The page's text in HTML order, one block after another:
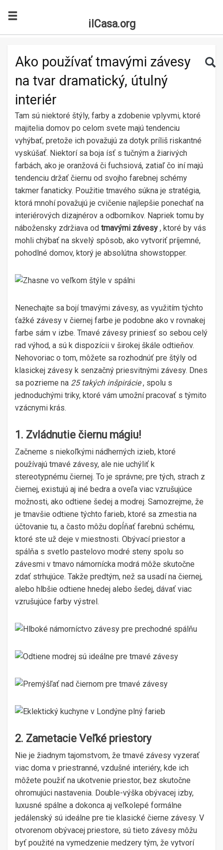
ilCasa.org
Search for:
Ako používať tmavými závesy
na tvar dramatický, útulný
interiér
Tam sú niektoré štýly, farby a zdobenie vplyvmi, ktoré
majitelia domov po celom svete majú tendenciu
vyhýbať, pretože ich považujú za dotyk príliš riskantné
vyskúšať. Niektorí sa boja ísť s tučným a žiarivých
farbách, ako je oranžová či fuchsiová, zatiaľ čo iní majú
tendenciu držať čiernu od svojho farebnej schémy
takmer fanaticky. Použitie tmavého súkna je stratégia,
ktorá mnohí považujú je cvičenie najlepšie ponechať na
interiérových dizajnérov a odborníkov. Napriek tomu by
nábožensky zdržiava od tmavými závesy , ktoré by vás
mohli chýbať na skvelý spôsob, ako vytvoriť príjemné,
pohodlné domov, ktorý je absolútna showstopper.
Nenechajte sa bojí tmavými závesy, as využitím týchto
ťažké závesy v čiernej farbe je podobne ako v rovnakej
farbe sám v izbe. Tmavé závesy priniesť so sebou celý
rad výhod, a sú k dispozícii v širokej škále odtieňov.
Nehovoriac o tom, môžete sa rozhodnúť pre štýly od
klasickej závesy k senzačný priesvitnými závesy. Dnes
sa pozrieme na 25 takých inšpirácie, spolu s
jednoduchými triky, ktoré vám umožní pracovať s týmito
vzácnymi krás.
1. Zvládnutie čiernu mágiu!
Začneme s niekoľkými nádherných izieb, ktoré
používajú tmavé závesy, ale nie uchýliť k
stereotypnému čiernej. To je správne; pre tých, strach z
čiernej, existujú aj iné bedra a oveľa viac vzrušujúce
možnosti, ako odtiene šedej a modrej. Samozrejme, že
je tmavšie odtiene týchto farieb, ktoré sa zmestia na
účtovanie tu, a často môžu dopĺňať farebnú schému,
ktoré ste už deje v miestnosti. Obývací priestor a
spálňa s svetlo pastelovo modré steny spolu so
závesmi v tmavo námornícka modrá môže skutočne
zdať strhujúce. Takže predtým, než sa usadí na čiernej,
alebo hlbšie odtiene hnedej alebo šedej, dávať viac
vzrušujúce farby výstrel.
2. Zametacie Veľké priestory
Nie je žiadnym tajomstvom, že tmavé závesy vyzerať
viac doma v priestranné, vzdušné interiéry, kde ich
môžete použiť na ukotvenie priestor, bez skutočne
ohromujúci nastavenia. Double-výška obývacej izby,
luxusné spálne a dokonca aj veľkolepé formálne
jedálenský sú ideálne pre tie klasické čierne závesy. V
otvorenom obývacej priestore, sú tieto závesy môžu
byť použité na vymedzenie medzery tým, že vytvorí